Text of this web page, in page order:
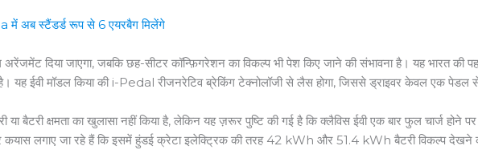
स्टैंडर्ड रूप से 6 एयरबैग मिलेंगे
अरेंजमेंट दिया जाएगा, जबकि छह-सीटर कॉन्फ़िगरेशन का विकल्प भी पेश किए जाने की संभावना है। यह भारत
ईवी मॉडल किया की i-Pedal रीजनरेटिव ब्रेकिंग टेक्नोलॉजी से लैस होगा, जिससे ड्राइवर केवल एक पेडल
बैटरी क्षमता का खुलासा नहीं किया है, लेकिन यह ज़रूर पुष्टि की गई है कि क्लैविस ईवी एक बार फुल चार्ज
कयास लगाए जा रहे हैं कि इसमें हुंडई क्रेटा इलेक्ट्रिक की तरह 42 kWh और 51.4 kWh बैटरी विकल्प देखने